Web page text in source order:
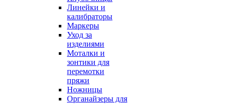
Линейки и
калибраторы
Маркеры
Уход за
изделиями
Моталки и
зонтики для
перемотки
пряжи
Ножницы
Органайзеры для